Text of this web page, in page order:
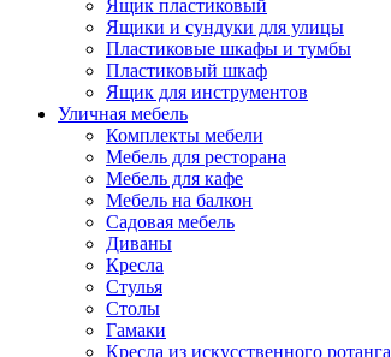
Ящик пластиковый
Ящики и сундуки для улицы
Пластиковые шкафы и тумбы
Пластиковый шкаф
Ящик для инструментов
Уличная мебель
Комплекты мебели
Мебель для ресторана
Мебель для кафе
Мебель на балкон
Садовая мебель
Диваны
Кресла
Стулья
Столы
Гамаки
Кресла из искусственного ротанга